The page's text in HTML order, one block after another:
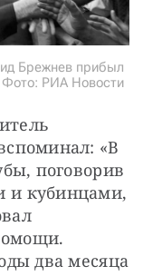
Брежнев прибыл
Фото: РИА Новости
«В
поговорив
и кубинцами,
два месяца